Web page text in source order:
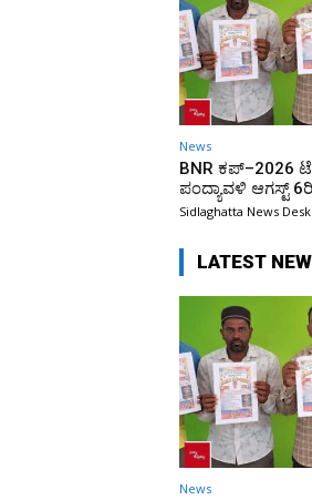
News
BNR ಕಪ್–2026
ಪಂದ್ಯಾವಳಿ ಆಗಸ್ಟ್
Sidlaghatta News Desk
LATEST
News